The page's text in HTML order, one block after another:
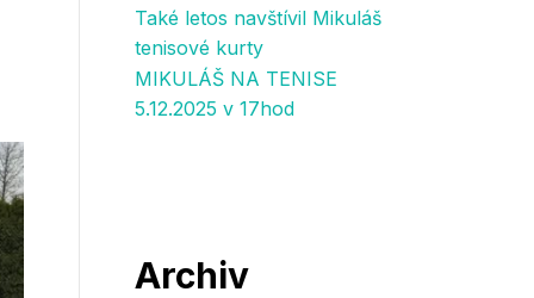
Také letos navštívil Mikuláš
tenisové kurty
MIKULÁŠ NA TENISE
5.12.2025 v 17hod
Archiv